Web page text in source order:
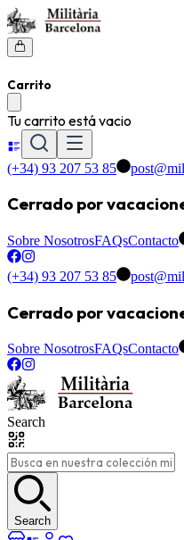
Carrito
Tu carrito está vacio
(+34) 93 207 53 85
Cerrado por
Sobre NosotrosFAQsContacto
(+34) 93 207 53 85
Cerrado por
Sobre NosotrosFAQsContacto
Search
Search